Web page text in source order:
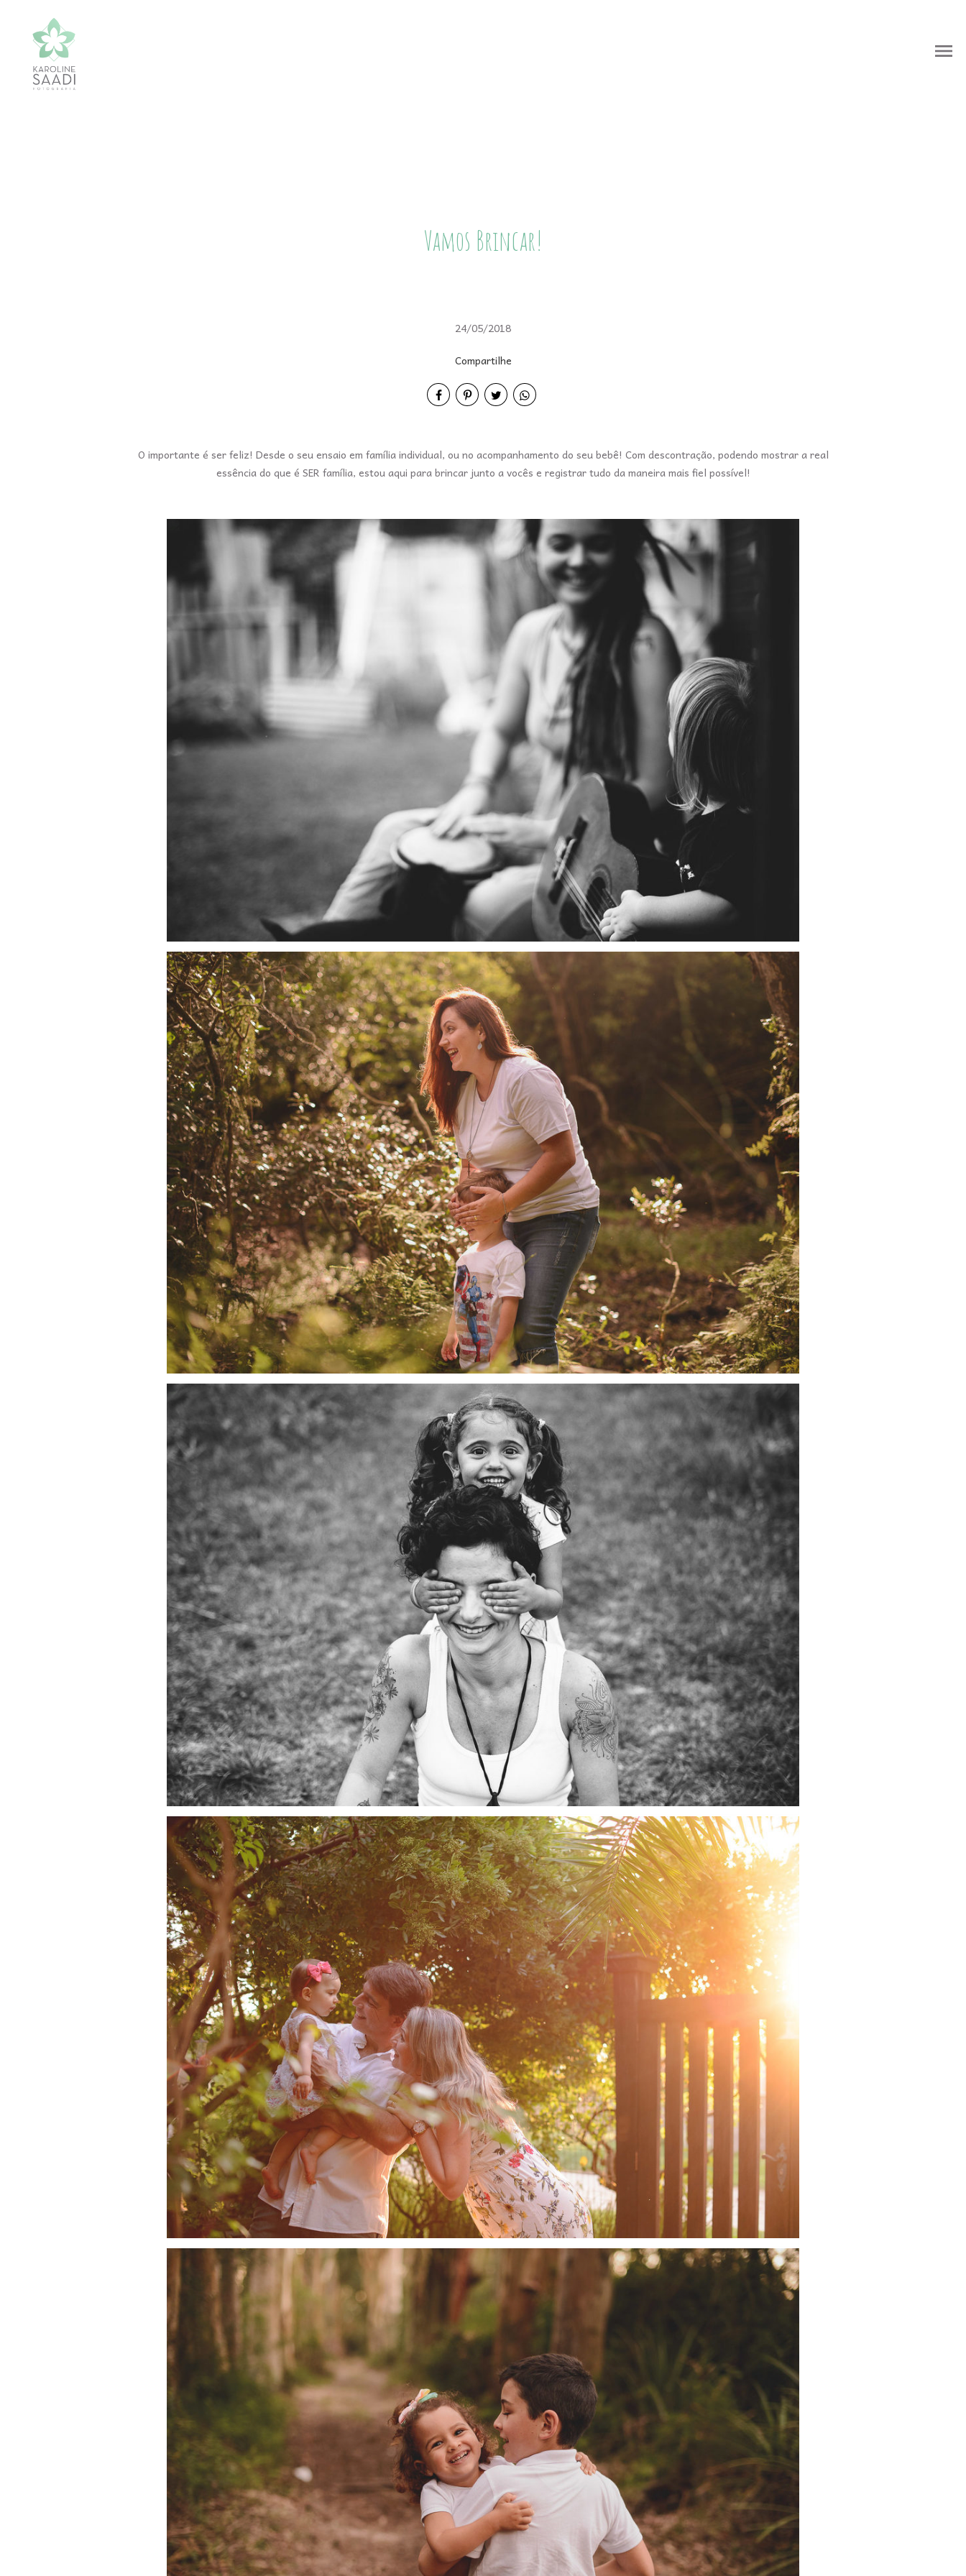
menu
Vamos Brincar!
24/05/2018
Compartilhe
O importante é ser feliz! Desde o seu ensaio em família individual, ou no acompanhamento do seu bebê! Com descontração, podendo mostrar a real
essência do que é SER família, estou aqui para brincar junto a vocês e registrar tudo da maneira mais fiel possível!